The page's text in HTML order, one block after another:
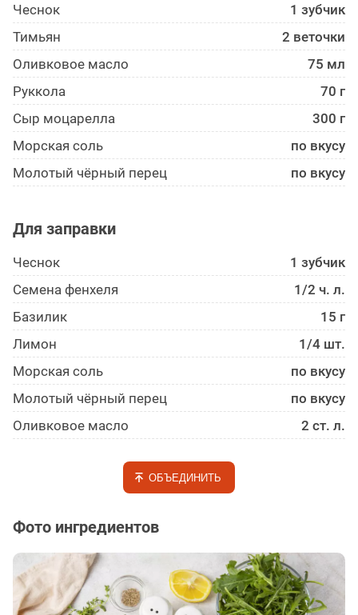
Чеснок
1 зубчик
Тимьян
2 веточки
Оливковое масло
75 мл
Руккола
70 г
Сыр моцарелла
300 г
Морская соль
по вкусу
Молотый чёрный перец
по вкусу
Для заправки
Чеснок
1 зубчик
Семена фенхеля
1/2 ч. л.
Базилик
15 г
Лимон
1/4 шт.
Морская соль
по вкусу
Молотый чёрный перец
по вкусу
Оливковое масло
2 ст. л.
ОБЪЕДИНИТЬ
Фото ингредиентов